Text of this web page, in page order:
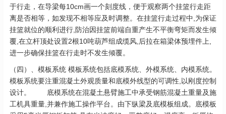
于行走，在导梁每10cm画一个刻度线，便于观察两个挂篮行走距
离是否相等，如发现不相等应及时调整。在挂篮行走过程中,为保证
挂篮就位的顺利进行,防治因挂篮前端自重产生不平衡弯矩而发生倾
覆,在立杆顶处设置2根10吨葫芦组成缆风,后拉在箱梁体预埋件上,
进一步确保挂篮在行走时不发生倾覆。
（四）、模板系统 模板系统包括底模系统、外模系统、内模系统。
模板系统要注重混凝土外观质量和底模外线型的可调性,以刚度控制
设计。 底模系统在混凝土悬臂施工中承受钢筋混凝土重量及施
工机具重量,并兼作施工操作平台。由下纵梁及底模板组成。底模板